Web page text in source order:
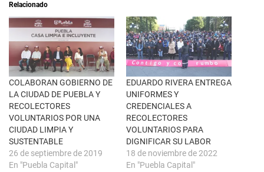
b
r
e
e
n
u
n
a
v
e
n
t
a
n
a
n
u
e
v
a
)
e
n
F
a
c
e
b
o
o
k
(
S
e
a
b
r
e
e
n
u
n
Relacionado
COLABORAN GOBIERNO DE
LA CIUDAD DE PUEBLA Y
RECOLECTORES
VOLUNTARIOS POR UNA
CIUDAD LIMPIA Y
SUSTENTABLE
26 de septiembre de 2019
En "Puebla Capital"
EDUARDO RIVERA ENTREGA
UNIFORMES Y
CREDENCIALES A
RECOLECTORES
VOLUNTARIOS PARA
DIGNIFICAR SU LABOR
18 de noviembre de 2022
En "Puebla Capital"